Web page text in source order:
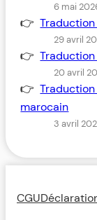
6 mai
29 avril
20 avril
marocain
3 avril
CGU